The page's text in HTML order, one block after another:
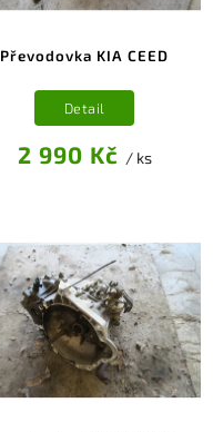
Převodovka KIA CEED
2 990 Kč / ks
Detail